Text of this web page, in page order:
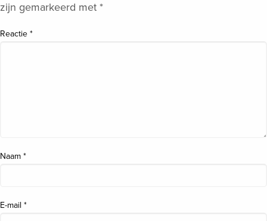
zijn gemarkeerd met *
Reactie *
Naam *
E-mail *